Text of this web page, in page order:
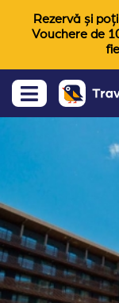
Rezervă și
Vouchere de